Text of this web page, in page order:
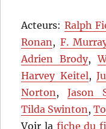
Acteurs: Ralph
Ronan, F.
Adrien Brody,
Harvey Keitel,
Norton, Jason
Tilda Swinton,
Voir la fiche du